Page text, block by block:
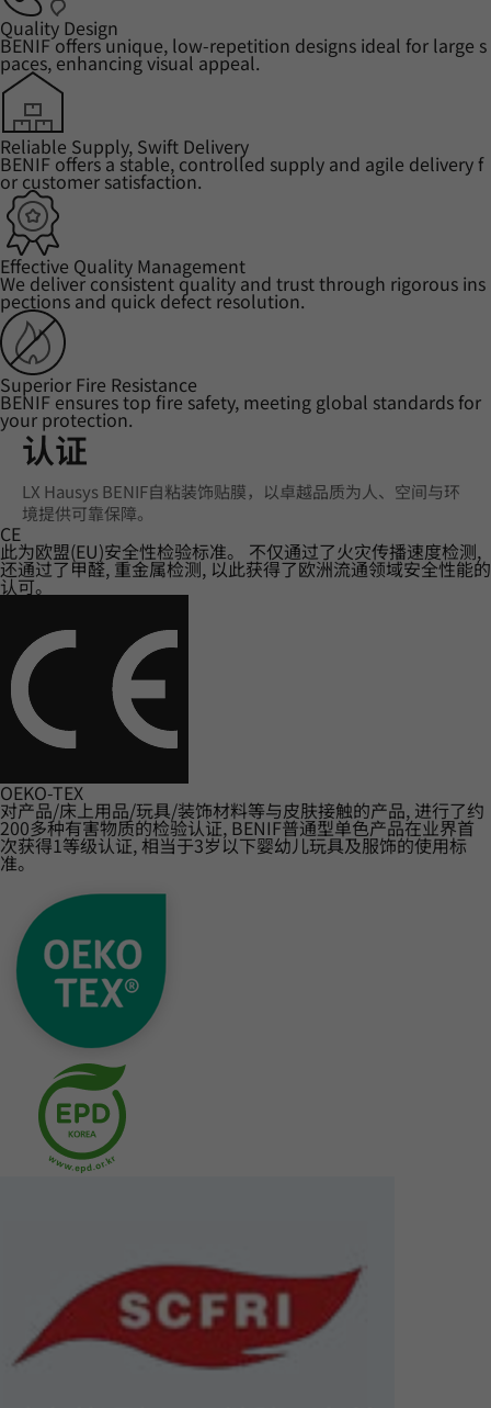
Quality Design
BENIF offers unique, low-repetition designs ideal for large s
paces, enhancing visual appeal.
Reliable Supply, Swift Delivery
BENIF offers a stable, controlled supply and agile delivery f
or customer satisfaction.
Effective Quality Management
We deliver consistent quality and trust through rigorous ins
pections and quick defect resolution.
Superior Fire Resistance
BENIF ensures top fire safety, meeting global standards for
your protection.
认证
LX Hausys BENIF自粘装饰贴膜，以卓越品质为人、空间与环
境提供可靠保障。
CE
此为欧盟(EU)安全性检验标准。 不仅通过了火灾传播速度检测,
还通过了甲醛, 重金属检测, 以此获得了欧洲流通领域安全性能的
认可。
OEKO-TEX
对产品/床上用品/玩具/装饰材料等与皮肤接触的产品, 进行了约
200多种有害物质的检验认证, BENIF普通型单色产品在业界首
次获得1等级认证, 相当于3岁以下婴幼儿玩具及服饰的使用标
准。